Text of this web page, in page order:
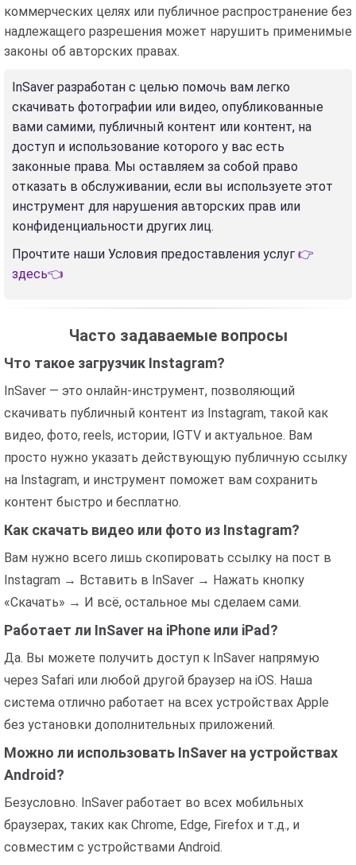
коммерческих целях или публичное распространение без
надлежащего разрешения может нарушить применимые
законы об авторских правах.
InSaver разработан с целью помочь вам легко
скачивать фотографии или видео, опубликованные
вами самими, публичный контент или контент, на
доступ и использование которого у вас есть
законные права. Мы оставляем за собой право
отказать в обслуживании, если вы используете этот
инструмент для нарушения авторских прав или
конфиденциальности других лиц.
Прочтите наши Условия предоставления услуг 👉
здесь👈
Часто задаваемые вопросы
Что такое загрузчик Instagram?
InSaver — это онлайн-инструмент, позволяющий
скачивать публичный контент из Instagram, такой как
видео, фото, reels, истории, IGTV и актуальное. Вам
просто нужно указать действующую публичную ссылку
на Instagram, и инструмент поможет вам сохранить
контент быстро и бесплатно.
Как скачать видео или фото из Instagram?
Вам нужно всего лишь скопировать ссылку на пост в
Instagram → Вставить в InSaver → Нажать кнопку
«Скачать» → И всё, остальное мы сделаем сами.
Работает ли InSaver на iPhone или iPad?
Да. Вы можете получить доступ к InSaver напрямую
через Safari или любой другой браузер на iOS. Наша
система отлично работает на всех устройствах Apple
без установки дополнительных приложений.
Можно ли использовать InSaver на устройствах
Android?
Безусловно. InSaver работает во всех мобильных
браузерах, таких как Chrome, Edge, Firefox и т.д., и
совместим с устройствами Android.